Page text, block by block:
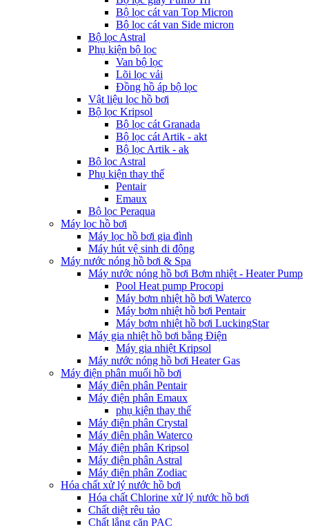
Bộ lọc cát van Top Micron
Bộ lọc cát van Side micron
Bộ lọc Astral
Phụ kiện bộ lọc
Van bộ lọc
Lõi lọc vải
Đồng hồ áp bộ lọc
Vật liệu lọc hồ bơi
Bộ lọc Kripsol
Bộ lọc cát Granada
Bộ lọc cát Artik - akt
Bộ lọc Artik - ak
Bộ lọc Astral
Phụ kiện thay thế
Pentair
Emaux
Bộ lọc Peraqua
Máy lọc hồ bơi
Máy lọc hồ bơi gia đình
Máy hút vệ sinh di động
Máy nước nóng hồ bơi & Spa
Máy nước nóng hồ bơi Bơm nhiệt - Heater Pump
Pool Heat pump Procopi
Máy bơm nhiệt hồ bơi Waterco
Máy bơm nhiệt hồ bơi Pentair
Máy bơm nhiệt hồ bơi LuckingStar
Máy gia nhiệt hồ bơi bằng Điện
Máy gia nhiệt Kripsol
Máy nước nóng hồ bơi Heater Gas
Máy điện phân muối hồ bơi
Máy điện phân Pentair
Máy điện phân Emaux
phụ kiện thay thế
Máy điện phân Crystal
Máy điện phân Waterco
Máy điện phân Kripsol
Máy điện phân Astral
Máy điện phân Zodiac
Hóa chất xử lý nước hồ bơi
Hóa chất Chlorine xử lý nước hồ bơi
Chất diệt rêu tảo
Chất lắng cặn PAC